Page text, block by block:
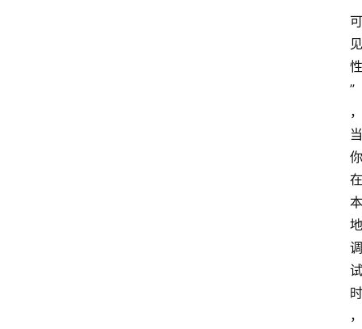
可
见
性
”
，
当
你
在
本
地
调
试
时
，